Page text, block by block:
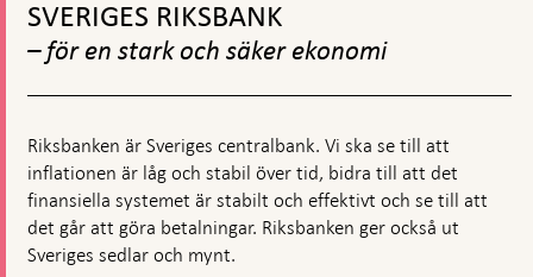
toppnavigation
SVERIGES RIKSBANK
– för en stark och säker ekonomi
Riksbanken är Sveriges centralbank. Vi ska se till att
inflationen är låg och stabil över tid, bidra till att det
finansiella systemet är stabilt och effektivt och se till att
det går att göra betalningar. Riksbanken ger också ut
Sveriges sedlar och mynt.